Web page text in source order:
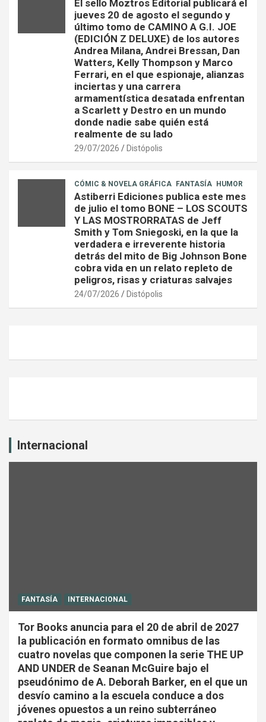
El sello Moztros Editorial publicará el
jueves 20 de agosto el segundo y
último tomo de CAMINO A G.I. JOE
(EDICIÓN Z DELUXE) de los autores
Andrea Milana, Andrei Bressan, Dan
Watters, Kelly Thompson y Marco
Ferrari, en el que espionaje, alianzas
inciertas y una carrera
armamentística desatada enfrentan
a Scarlett y Destro en un mundo
donde nadie sabe quién está
realmente de su lado
29/07/2026 Distópolis
CÓMIC & NOVELA GRÁFICA FANTASÍA HUMOR
Astiberri Ediciones publica este mes
de julio el tomo BONE – LOS SCOUTS
Y LAS MOSTRORRATAS de Jeff
Smith y Tom Sniegoski, en la que la
verdadera e irreverente historia
detrás del mito de Big Johnson Bone
cobra vida en un relato repleto de
peligros, risas y criaturas salvajes
24/07/2026 Distópolis
Internacional
FANTASÍA INTERNACIONAL
Tor Books anuncia para el 20 de abril de 2027
la publicación en formato omnibus de las
cuatro novelas que componen la serie THE UP
AND UNDER de Seanan McGuire bajo el
pseudónimo de A. Deborah Barker, en el que un
desvío camino a la escuela conduce a dos
jóvenes opuestos a un reino subterráneo